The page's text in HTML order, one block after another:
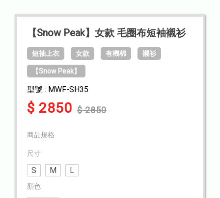
【Snow Peak】女款 毛圈布短袖襯衫
短袖上衣 女款 有機棉 襯衫
【Snow Peak】
型號 : MWF-SH35
$ 2850 $ 2850
商品規格
尺寸
S M L
顏色